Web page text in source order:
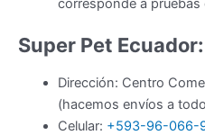
corresponde a
Super Pet Ecuador:
Dirección: Centro
(hacemos envíos a
Celular: +593-96-066-